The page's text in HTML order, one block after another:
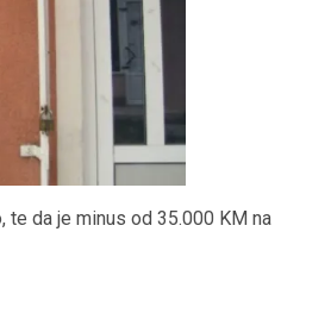
te da je minus od 35.000 KM na